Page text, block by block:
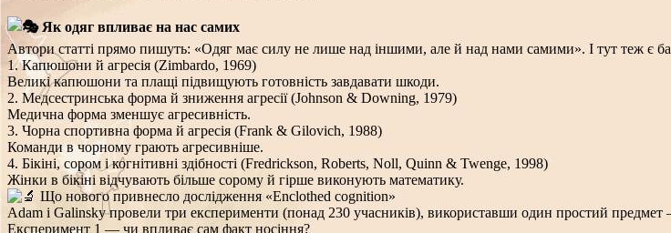
Як одяг впливає на нас самих
Автори статті прямо пишуть: «Одяг має силу не лише над іншими, але й над нами самими». І тут теж є
1. Капюшони й агресія (Zimbardo, 1969)
Великі капюшони та плащі підвищують готовність завдавати шкоди.
2. Медсестринська форма й зниження агресії (Johnson & Downing, 1979)
Медична форма зменшує агресивність.
3. Чорна спортивна форма й агресія (Frank & Gilovich, 1988)
Команди в чорному грають агресивніше.
4. Бікіні, сором і когнітивні здібності (Fredrickson, Roberts, Noll, Quinn & Twenge, 1998)
Жінки в бікіні відчувають більше сорому й гірше виконують математику.
Що нового привнесло дослідження «Enclothed cognition»
Adam і Galinsky провели три експерименти (понад 230 учасників), використавши один простий предмет
Експеримент 1 — чи впливає сам факт носіння?